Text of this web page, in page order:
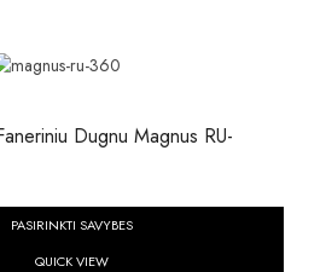
Dugnu Magnus RU-
PASIRINKTI SAVYBES
QUICK VIEW